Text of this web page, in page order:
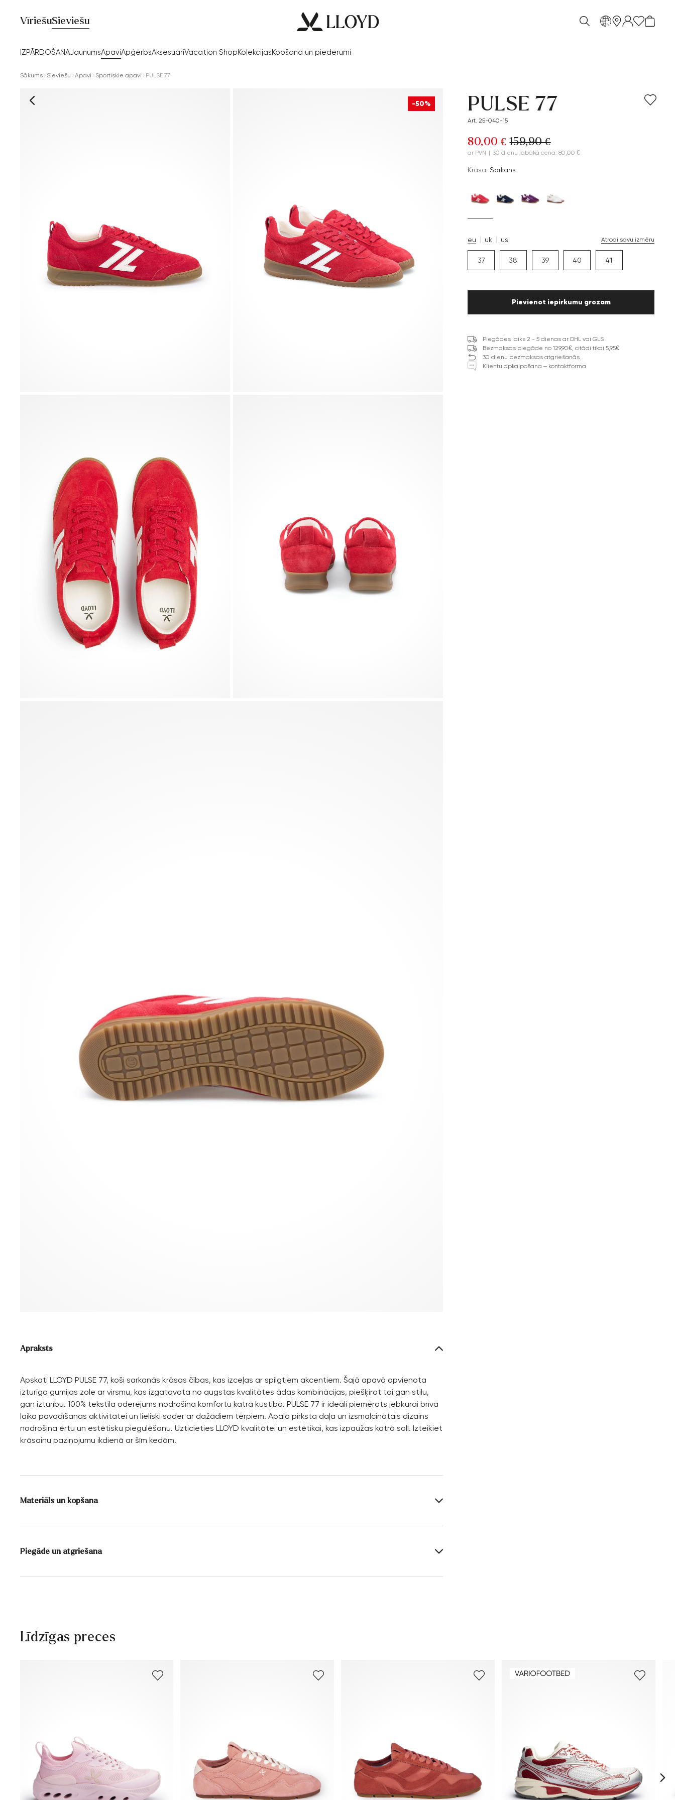
VīriešuSieviešu
IZPĀRDOŠANAJaunumsApaviApģērbsAksesuāriVacation ShopKolekcijasKopšana un piederumi
lv
Sākums Sieviešu Apavi Sportiskie apavi PULSE 77
-50%
Apraksts
Apskati LLOYD PULSE 77, koši sarkanās krāsas čības, kas izceļas ar spilgtiem akcentiem. Šajā apavā apvienota
izturīga gumijas zole ar virsmu, kas izgatavota no augstas kvalitātes ādas kombinācijas, piešķirot tai gan stilu,
gan izturību. 100% tekstila oderējums nodrošina komfortu katrā kustībā. PULSE 77 ir ideāli piemērots jebkurai brīvā
laika pavadīšanas aktivitātei un lieliski sader ar dažādiem tērpiem. Apaļā pirksta daļa un izsmalcinātais dizains
nodrošina ērtu un estētisku piegulēšanu. Uzticieties LLOYD kvalitātei un estētikai, kas izpaužas katrā solī. Izteikiet
krāsainu paziņojumu ikdienā ar šīm kedām.
Materiāls un kopšana
Ražošanas apjoms: ES izmēri Virsmas materiāls:
Ādas kombinācija
Piegāde un atgriešana
Piegādes laiks 2 - 5 dienas ar DHL vai GLS
Papildu informāciju par šo tēmu vari atrast sadaļā
PULSE 77
Art. 25-040-15
80,00 € 159,90 €
ar PVN | 30 dienu labākā cena: 80,00 €
Krāsa: Sarkans
eu uk us Atrodi savu izmēru
37 38 39 40 41
Pievienot iepirkumu grozam
Piegādes laiks 2 - 5 dienas ar DHL vai GLS
Bezmaksas piegāde no 129,90€, citādi tikai 5,95€
30 dienu bezmaksas atgriešanās
Klientu apkalpošana – kontaktforma
Līdzīgas preces